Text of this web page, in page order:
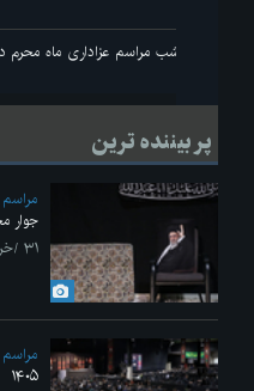
اولین شب مراسم عزاداری ماه محرم
پر بیننده ترین
مراسم
جوار
۳۱ /خرداد/ ۱۴۰۵
مراسم
۱۴۰۵